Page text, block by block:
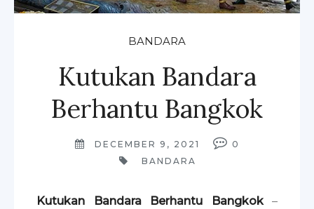
BANDARA
Kutukan Bandara
Berhantu Bangkok
DECEMBER 9, 2021
0
BANDARA
Kutukan Bandara Berhantu Bangkok
–